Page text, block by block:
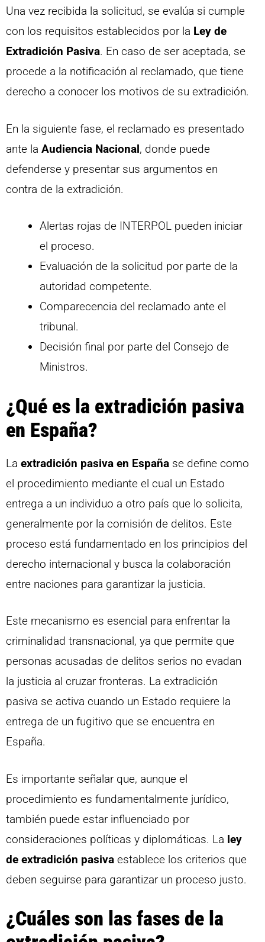
Una vez recibida la solicitud, se evalúa si cumple
con los requisitos establecidos por la Ley de
Extradición Pasiva. En caso de ser aceptada, se
procede a la notificación al reclamado, que tiene
derecho a conocer los motivos de su extradición.
En la siguiente fase, el reclamado es presentado
ante la Audiencia Nacional, donde puede
defenderse y presentar sus argumentos en
contra de la extradición.
Alertas rojas de INTERPOL pueden iniciar
el proceso.
Evaluación de la solicitud por parte de la
autoridad competente.
Comparecencia del reclamado ante el
tribunal.
Decisión final por parte del Consejo de
Ministros.
¿Qué es la extradición pasiva
en España?
La extradición pasiva en España se define como
el procedimiento mediante el cual un Estado
entrega a un individuo a otro país que lo solicita,
generalmente por la comisión de delitos. Este
proceso está fundamentado en los principios del
derecho internacional y busca la colaboración
entre naciones para garantizar la justicia.
Este mecanismo es esencial para enfrentar la
criminalidad transnacional, ya que permite que
personas acusadas de delitos serios no evadan
la justicia al cruzar fronteras. La extradición
pasiva se activa cuando un Estado requiere la
entrega de un fugitivo que se encuentra en
España.
Es importante señalar que, aunque el
procedimiento es fundamentalmente jurídico,
también puede estar influenciado por
consideraciones políticas y diplomáticas. La ley
de extradición pasiva establece los criterios que
deben seguirse para garantizar un proceso justo.
¿Cuáles son las fases de la